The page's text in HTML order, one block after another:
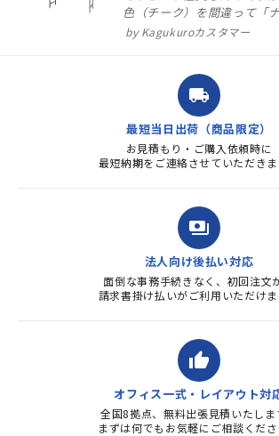
色（チーク）を間違って「
ュラル」としてしまいました
ました。商品到着も早く、品
質・使いやすさで満足してい
す。また、リピートするとき
よろしくお...
Kagukuroカスタマー
local_shipping
最短当日出荷（商品限定）
お見積もり・ご購入依頼時に
最短納期をご連絡させていただきま
payments
法人向け後払い対応
面倒な事務手続きなく、初回注文
請求書掛け払いがご利用いただけま
thumb_up
オフィス一式・レイアウト対
全国8拠点、無料出張見積いたしま
まずは何でもお気軽にご相談くださ